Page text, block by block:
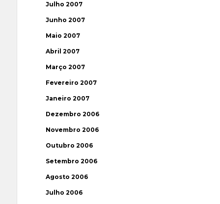
Julho 2007
Junho 2007
Maio 2007
Abril 2007
Março 2007
Fevereiro 2007
Janeiro 2007
Dezembro 2006
Novembro 2006
Outubro 2006
Setembro 2006
Agosto 2006
Julho 2006